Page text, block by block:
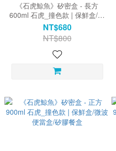
《石虎鯨魚》矽密盒 - 長方
600ml 石虎_撞色款 | 保鮮盒/微
波便當盒/矽膠餐盒
NT$680
NT$800